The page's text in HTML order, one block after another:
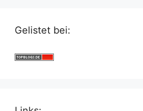
Gelistet bei: